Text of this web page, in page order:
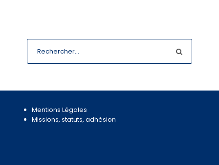
Mentions Légales
Missions, statuts, adhésion